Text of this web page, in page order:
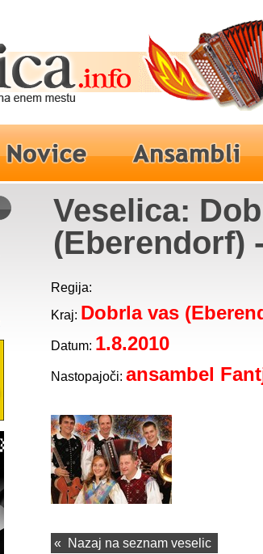
Veselica:
(Eberendorf)
Fantje z vasi
Regija:
Kraj: Dobrla vas
Datum: 1.8.2010
Nastopajoči: ansambel
« Nazaj na seznam veselic